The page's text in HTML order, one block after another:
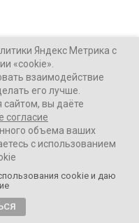
атака. Били
из города
«Кремний».
дома.
Яндекс Метрика с
«cookie».
взаимодействие
его лучше.
вы даёте
согласие
объема ваших
с использованием
cookie и даю